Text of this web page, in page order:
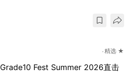
精选 ★
Grade10 Fest Summer 2026直击